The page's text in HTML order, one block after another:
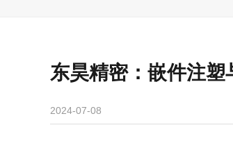
东昊精密：嵌件注
2024-07-08